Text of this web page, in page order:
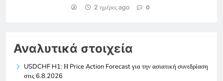
2 ημέρες ago 0
Αναλυτικά στοιχεία
USDCHF H1: Η Price Action Forecast για την ασιατική συνεδρίαση
στις 6.8.2026